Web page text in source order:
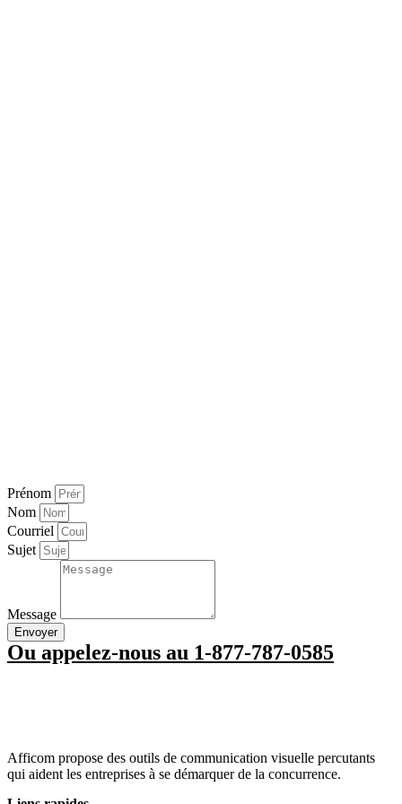
Prénom
Nom
Courriel
Sujet
Message
Envoyer
Ou appelez-nous au 1-877-787-0585
Afficom propose des outils de communication visuelle percutants
qui aident les entreprises à se démarquer de la concurrence.